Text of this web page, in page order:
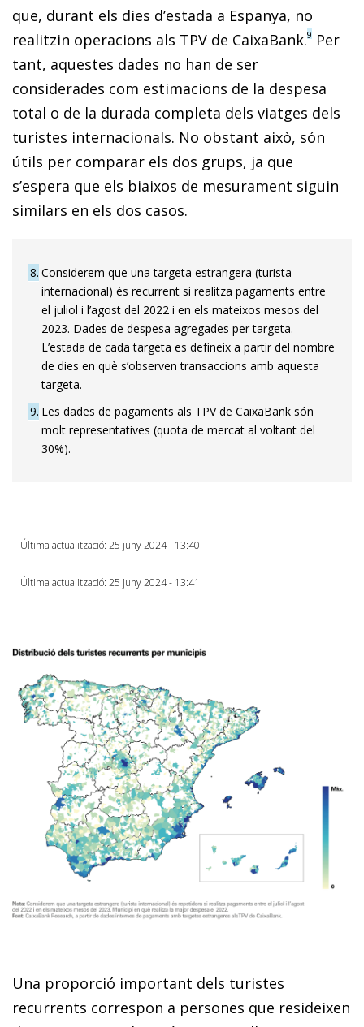
que, durant els dies d’estada a Espanya, no
realitzin operacions als TPV de CaixaBank.9 Per
tant, aquestes dades no han de ser
considerades com estimacions de la despesa
total o de la durada completa dels viatges dels
turistes internacionals. No obstant això, són
útils per comparar els dos grups, ja que
s’espera que els biaixos de mesurament siguin
similars en els dos casos.
8 Considerem que una targeta estrangera (turista
internacional) és recurrent si realitza pagaments entre
el juliol i l’agost del 2022 i en els mateixos mesos del
2023. Dades de despesa agregades per targeta.
L’estada de cada targeta es defineix a partir del nombre
de dies en què s’observen transaccions amb aquesta
targeta.
9 Les dades de pagaments als TPV de CaixaBank són
molt representatives (quota de mercat al voltant del
30%).
Última actualització: 25 juny 2024 - 13:40
Última actualització: 25 juny 2024 - 13:41
Una proporció important dels turistes
recurrents correspon a persones que resideixen